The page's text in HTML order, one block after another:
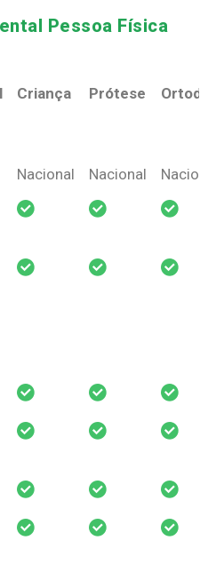
Pessoa Física​
Criança Prótese
Criança Prótese
Nacional Nacional